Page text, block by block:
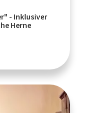
- Inklusiver
Herne